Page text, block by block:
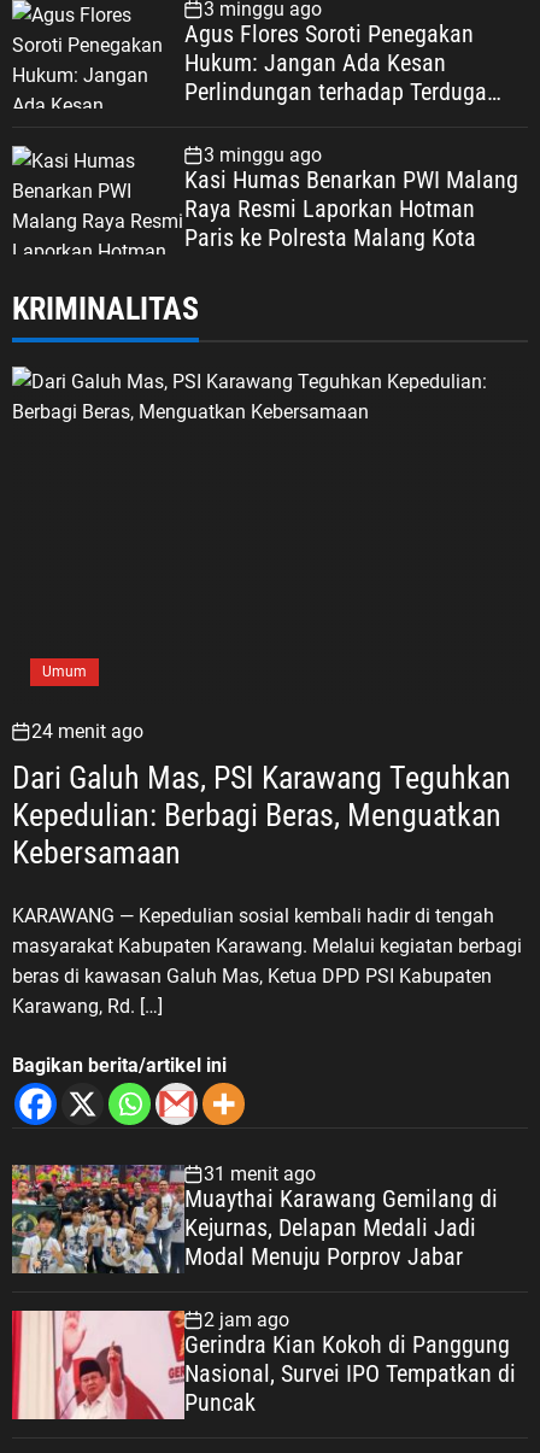
3 minggu ago
Agus Flores Soroti Penegakan
Hukum: Jangan Ada Kesan
Perlindungan terhadap Terduga
Dipertaruhkan
3 minggu ago
Kasi Humas Benarkan PWI Malang
Raya Resmi Laporkan Hotman
Paris ke Polresta Malang Kota
KRIMINALITAS
Umum
24 menit ago
Dari Galuh Mas, PSI Karawang Teguhkan
Kepedulian: Berbagi Beras, Menguatkan
Kebersamaan
KARAWANG — Kepedulian sosial kembali hadir di tengah
masyarakat Kabupaten Karawang. Melalui kegiatan berbagi
beras di kawasan Galuh Mas, Ketua DPD PSI Kabupaten
Karawang, Rd. […]
Bagikan berita/artikel ini
31 menit ago
Muaythai Karawang Gemilang di
Kejurnas, Delapan Medali Jadi
Modal Menuju Porprov Jabar
2 jam ago
Gerindra Kian Kokoh di Panggung
Nasional, Survei IPO Tempatkan di
Puncak